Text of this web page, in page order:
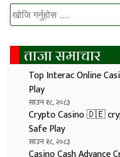
खोज्नुहोस
ताजा समाचार
Top Interac Online
Play
साउन १८, २०८३
Crypto Casino 🇩🇪
Safe Play
साउन १८, २०८३